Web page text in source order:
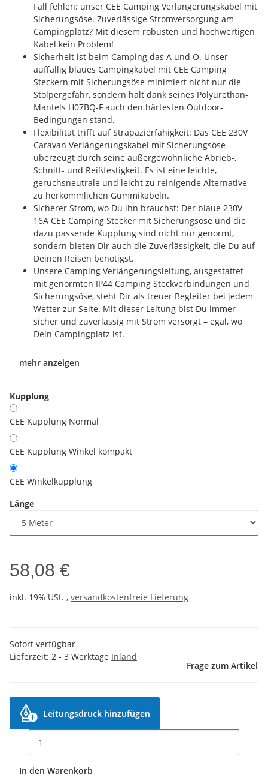
Fall fehlen: unser CEE Camping Verlängerungskabel mit
Sicherungsöse. Zuverlässige Stromversorgung am
Campingplatz? Mit diesem robusten und hochwertigen
Kabel kein Problem!
Sicherheit ist beim Camping das A und O. Unser
auffällig blaues Campingkabel mit CEE Camping
Steckern mit Sicherungsöse minimiert nicht nur die
Stolpergefahr, sondern hält dank seines Polyurethan-
Mantels H07BQ-F auch den härtesten Outdoor-
Bedingungen stand.
Flexibilität trifft auf Strapazierfähigkeit: Das CEE 230V
Caravan Verlängerungskabel mit Sicherungsöse
überzeugt durch seine außergewöhnliche Abrieb-,
Schnitt- und Reißfestigkeit. Es ist eine leichte,
geruchsneutrale und leicht zu reinigende Alternative
zu herkömmlichen Gummikabeln.
Sicherer Strom, wo Du ihn brauchst: Der blaue 230V
16A CEE Camping Stecker mit Sicherungsöse und die
dazu passende Kupplung sind nicht nur genormt,
sondern bieten Dir auch die Zuverlässigkeit, die Du auf
Deinen Reisen benötigst.
Unsere Camping Verlängerungsleitung, ausgestattet
mit genormten IP44 Camping Steckverbindungen und
Sicherungsöse, steht Dir als treuer Begleiter bei jedem
Wetter zur Seite. Mit dieser Leitung bist Du immer
sicher und zuverlässig mit Strom versorgt – egal, wo
Dein Campingplatz ist.
mehr anzeigen
Kupplung
CEE Kupplung Normal
CEE Kupplung Winkel kompakt
CEE Winkelkupplung
Länge
58,08 €
inkl. 19% USt. , versandkostenfreie Lieferung
Sofort verfügbar
Lieferzeit: 2 - 3 Werktage Inland
Frage zum Artikel
Leitungsdruck hinzufügen
In den Warenkorb